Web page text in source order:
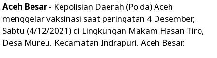
Aceh Besar- Kepolisian Daerah (Polda) Aceh
menggelar vaksinasi saat peringatan 4 Desember,
Sabtu (4/12/2021) di Lingkungan Makam Hasan Tiro,
Desa Mureu, Kecamatan Indrapuri, Aceh Besar.